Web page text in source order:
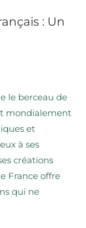
: Un
le berceau de
mondialement
et
à ses
créations
France offre
qui ne